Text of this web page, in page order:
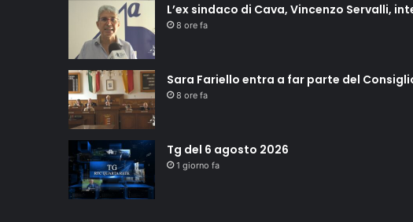
L’ex sindaco di Cava, Vincenzo Servalli,
8 ore fa
Sara Fariello entra a far parte del
8 ore fa
Tg del 6 agosto 2026
1 giorno fa